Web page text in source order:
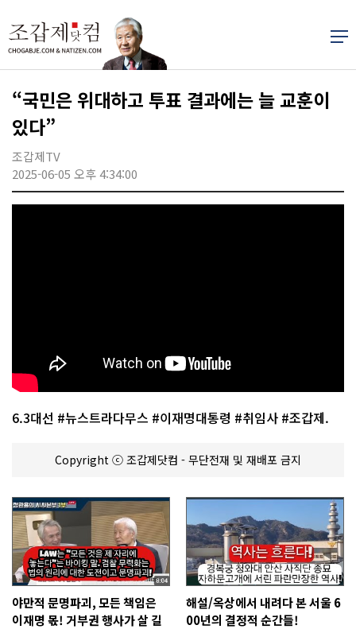
“국민은 위대하고 투표 결과에는 늘 교훈이
있다”
조갑제TV
2025-06-05 오후 4:34:00
6.3대선 #뉴스트라다무스 #이재명대통령 #취임사 #조갑제.
Copyright ⓒ 조갑제닷컴 - 무단전재 및 재배포 금지
야만적 문명파괴, 모든 책임은
이재명 몫! 거부권 행사가 살 길
해설/옥상에서 내려다 본 서울 6
00년의 결정적 순간들!